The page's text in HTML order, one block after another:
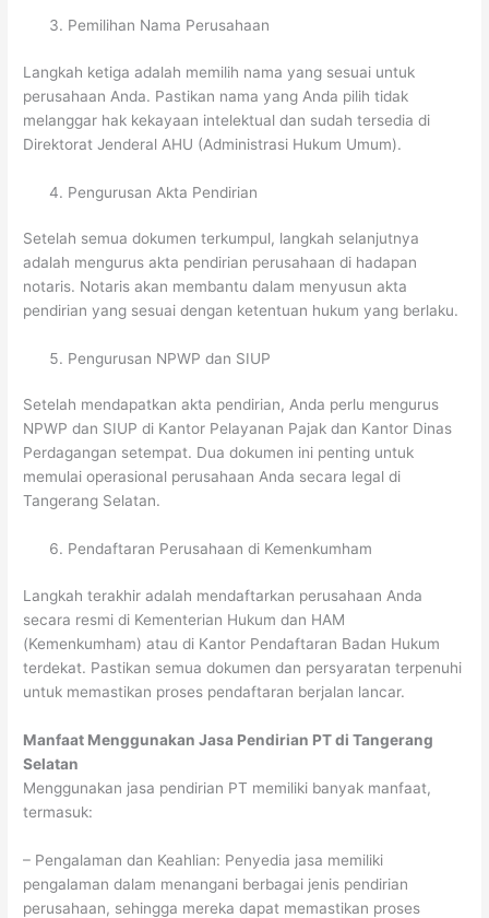
Pemilihan Nama Perusahaan
Langkah ketiga adalah memilih nama yang sesuai untuk
perusahaan Anda. Pastikan nama yang Anda pilih tidak
melanggar hak kekayaan intelektual dan sudah tersedia di
Direktorat Jenderal AHU (Administrasi Hukum Umum).
Pengurusan Akta Pendirian
Setelah semua dokumen terkumpul, langkah selanjutnya
adalah mengurus akta pendirian perusahaan di hadapan
notaris. Notaris akan membantu dalam menyusun akta
pendirian yang sesuai dengan ketentuan hukum yang berlaku.
Pengurusan NPWP dan SIUP
Setelah mendapatkan akta pendirian, Anda perlu mengurus
NPWP dan SIUP di Kantor Pelayanan Pajak dan Kantor Dinas
Perdagangan setempat. Dua dokumen ini penting untuk
memulai operasional perusahaan Anda secara legal di
Tangerang Selatan.
Pendaftaran Perusahaan di Kemenkumham
Langkah terakhir adalah mendaftarkan perusahaan Anda
secara resmi di Kementerian Hukum dan HAM
(Kemenkumham) atau di Kantor Pendaftaran Badan Hukum
terdekat. Pastikan semua dokumen dan persyaratan terpenuhi
untuk memastikan proses pendaftaran berjalan lancar.
Manfaat Menggunakan Jasa Pendirian PT di Tangerang
Selatan
Menggunakan jasa pendirian PT memiliki banyak manfaat,
termasuk:
– Pengalaman dan Keahlian: Penyedia jasa memiliki
pengalaman dalam menangani berbagai jenis pendirian
perusahaan, sehingga mereka dapat memastikan proses